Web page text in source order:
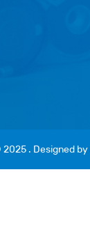
2025 . Designed by